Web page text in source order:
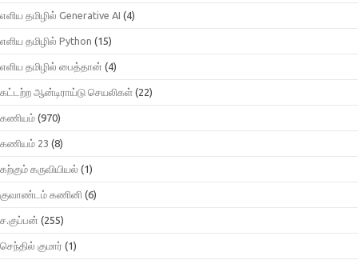
எளிய தமிழில் Generative AI (4)
எளிய தமிழில் Python (15)
எளிய தமிழில் பைத்தான் (4)
கட்டற்ற ஆன்டிராய்டு செயலிகள் (22)
கணியம் (970)
கணியம் 23 (8)
கற்கும் கருவியியல் (1)
குவாண்டம் கணினி (6)
ச.குப்பன் (255)
செந்தில் குமார் (1)